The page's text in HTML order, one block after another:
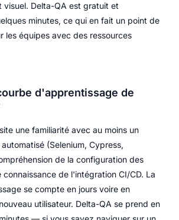
visuel. Delta-QA est gratuit et
minutes, ce qui en fait un point de
les équipes avec des ressources
d'apprentissage de
une familiarité avec au moins un
(Selenium, Cypress,
de la configuration des
de l'intégration CI/CD. La
se compte en jours voire en
utilisateur. Delta-QA se prend en